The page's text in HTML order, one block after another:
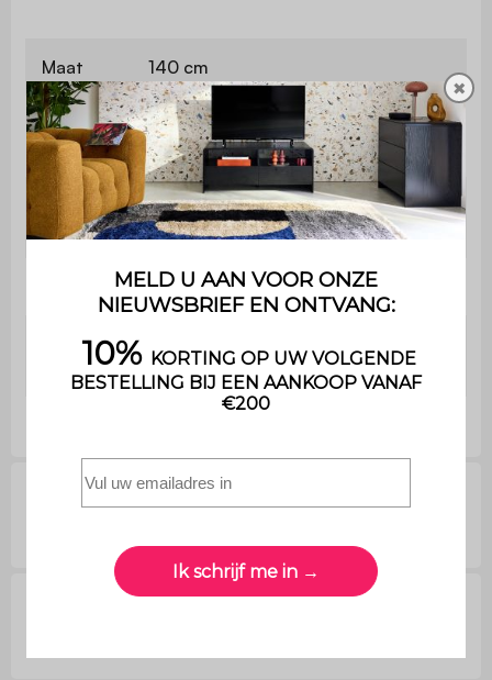
Maat 140 cm
Bevat
hout
Ja
Gebruik
Uitsluitend voor huishoudelijk
gebruik
2 jaar
Montage
geleverd in de originele verpakking.
✖